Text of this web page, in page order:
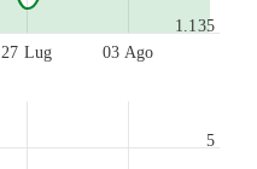
27 Lug 03 Ago
1.135
5